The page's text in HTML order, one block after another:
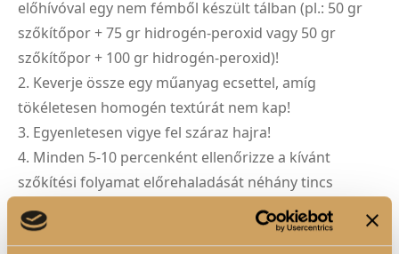
előhívóval egy nem fémből készült tálban (pl.: 50 gr
szőkítőpor + 75 gr hidrogén-peroxid vagy 50 gr
szőkítőpor + 100 gr hidrogén-peroxid)!
2. Keverje össze egy műanyag ecsettel, amíg
tökéletesen homogén textúrát nem kap!
3. Egyenletesen vigye fel száraz hajra!
4. Minden 5-10 percenként ellenőrizze a kívánt
szőkítési folyamat előrehaladását néhány tincs
tesztelésével!
5. Az alkalmazási idő 20 és 45 perc között változhat,